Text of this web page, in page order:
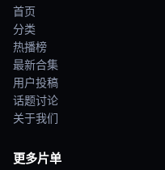
首页
分类
热播榜
最新合集
用户投稿
话题讨论
关于我们
更多片单